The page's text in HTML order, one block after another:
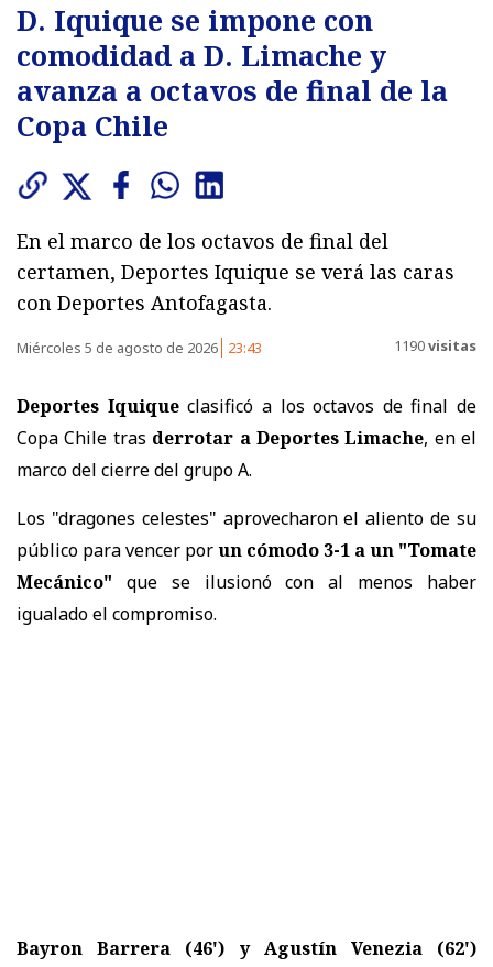
D. Iquique se impone con
comodidad a D. Limache y
avanza a octavos de final de la
Copa Chile
En el marco de los octavos de final del
certamen, Deportes Iquique se verá las caras
con Deportes Antofagasta.
Miércoles 5 de agosto de 2026 23:43 1190visitas
Deportes Iquiqueclasificó a los octavos de final de
Copa Chile tras derrotar a Deportes Limache, en el
marco del cierre del grupo A.
Los "dragones celestes" aprovecharon el aliento de su
público para vencer porun cómodo 3-1 a un "Tomate
Mecánico" que se ilusionó con al menos haber
igualado el compromiso.
Bayron Barrera (46') y Agustín Venezia (62')